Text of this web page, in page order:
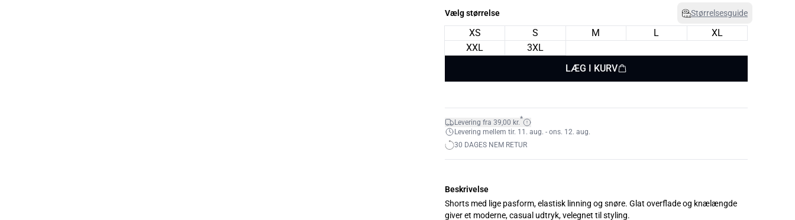
Vælg størrelse Størrelsesguide
XS S M L
XL
XXL
3XL
LÆG I KURV
Levering fra 39,00 kr.*
Levering mellem tir. 11. aug. - ons. 12. aug.
30 DAGES NEM RETUR
Beskrivelse
Shorts med lige pasform, elastisk linning og snøre. Glat overflade og knælængde
giver et moderne, casual udtryk, velegnet til styling.